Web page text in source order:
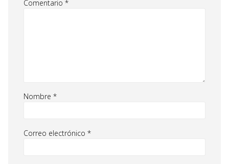
Comentario *
Nombre *
Correo electrónico *